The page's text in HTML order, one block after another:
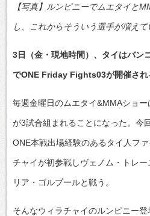
【写真】ルンピニーでムエタイと
し、これからそういう選手が増え
3日（金・現地時間）、タイはバン
でONE Friday Fights03が開催され
毎週金曜日のムエタイ&MMAショ
が3試合組まれることになった。今
ONE本戦出場経験のあるタイ人フ
チャイが初参戦しヴェノム・トレ
リア・ゴルプールと戦う。
そんなウィラチャイのルンピニー